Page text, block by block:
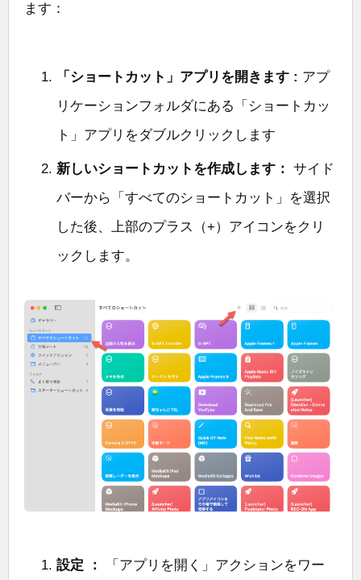
ます：
「ショートカット」アプリを開きます : アプ
リケーションフォルダにある「ショートカッ
ト」アプリをダブルクリックします
新しいショートカットを作成します： サイド
バーから「すべてのショートカット」を選択
した後、上部のプラス（+）アイコンをクリ
ックします。
設定 ：
「アプリを開く」アクションをワー